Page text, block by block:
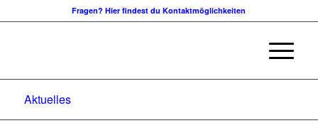
Fragen? Hier findest du Kontaktmöglichkeiten
Aktuelles